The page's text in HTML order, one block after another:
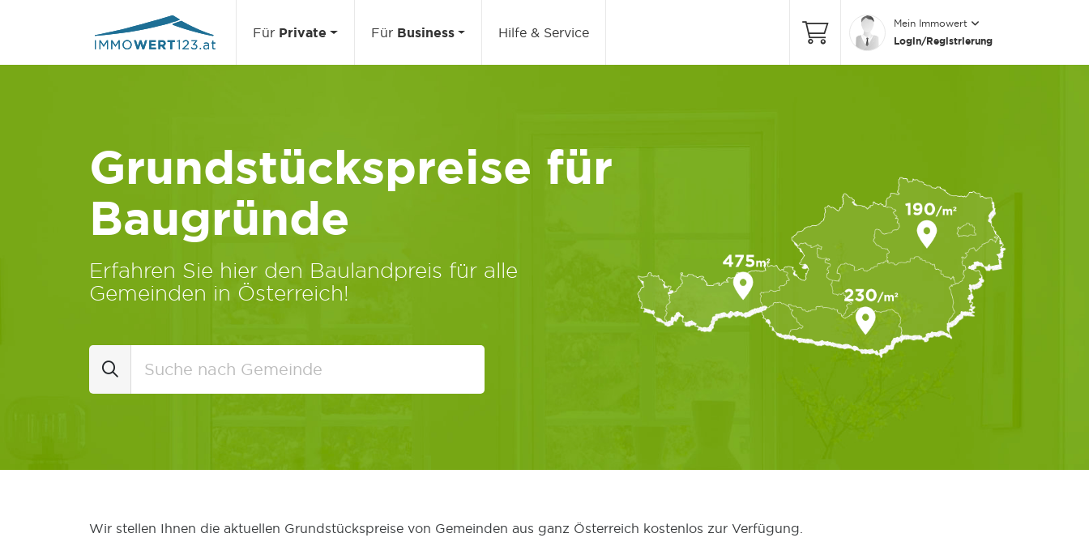
Für Private Für Business Hilfe & Service
Mein Immowert
Login/Registrierung
Grundstückspreise für
Baugründe
Erfahren Sie hier den Baulandpreis für alle
Gemeinden in Österreich!
Wir stellen Ihnen die aktuellen Grundstückspreise von Gemeinden aus ganz Österreich kostenlos zur Verfügung.